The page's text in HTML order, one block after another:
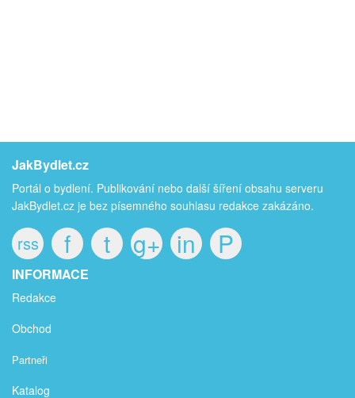
JakBydlet.cz
Portál o bydlení. Publikování nebo další šíření obsahu serveru
JakBydlet.cz je bez písemného souhlasu redakce zakázáno.
rss f t g+ in P
INFORMACE
Redakce
Obchod
Partneři
Katalog